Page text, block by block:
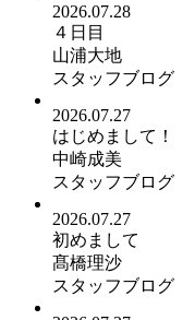
2026.07.28
４日目
山浦大地
スタッフブログ
2026.07.27
はじめまして！
中崎成美
スタッフブログ
2026.07.27
初めまして
髙橋理沙
スタッフブログ